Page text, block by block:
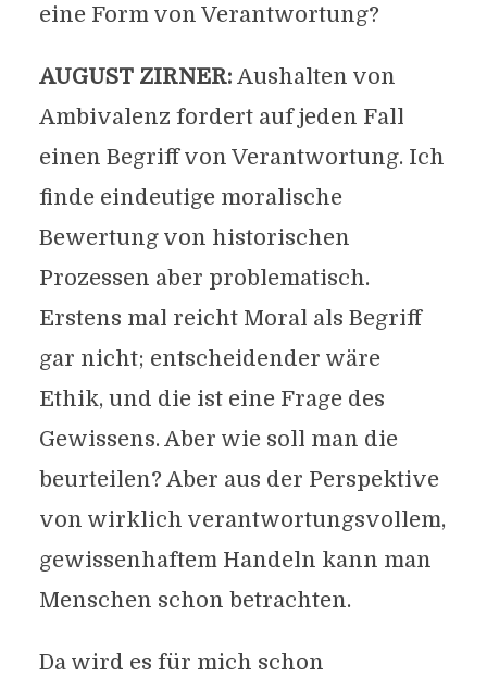
eine Form von Verantwortung?
AUGUST ZIRNER: Aushalten von
Ambivalenz fordert auf jeden Fall
einen Begriff von Verantwortung. Ich
finde eindeutige moralische
Bewertung von historischen
Prozessen aber problematisch.
Erstens mal reicht Moral als Begriff
gar nicht; entscheidender wäre
Ethik, und die ist eine Frage des
Gewissens. Aber wie soll man die
beurteilen? Aber aus der Perspektive
von wirklich verantwortungsvollem,
gewissenhaftem Handeln kann man
Menschen schon betrachten.
Da wird es für mich schon